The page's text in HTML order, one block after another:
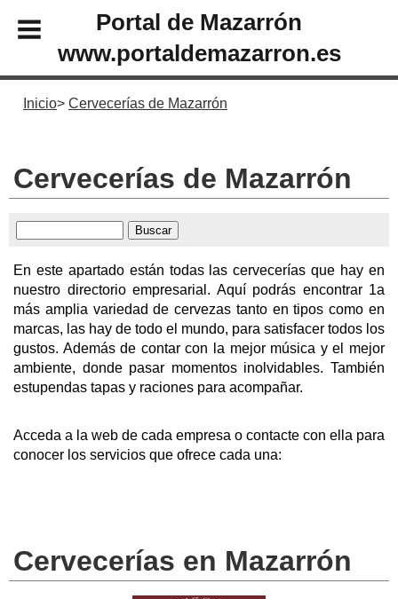
Portal de Mazarrón
www.portaldemazarron.es
Inicio Cervecerías de Mazarrón
Cervecerías de Mazarrón
En este apartado están todas las cervecerías que hay en
nuestro directorio empresarial. Aquí podrás encontrar 1a
más amplia variedad de cervezas tanto en tipos como en
marcas, las hay de todo el mundo, para satisfacer todos los
gustos. Además de contar con la mejor música y el mejor
ambiente, donde pasar momentos inolvidables. También
estupendas tapas y raciones para acompañar.
Acceda a la web de cada empresa o contacte con ella para
conocer los servicios que ofrece cada una:
Cervecerías en Mazarrón